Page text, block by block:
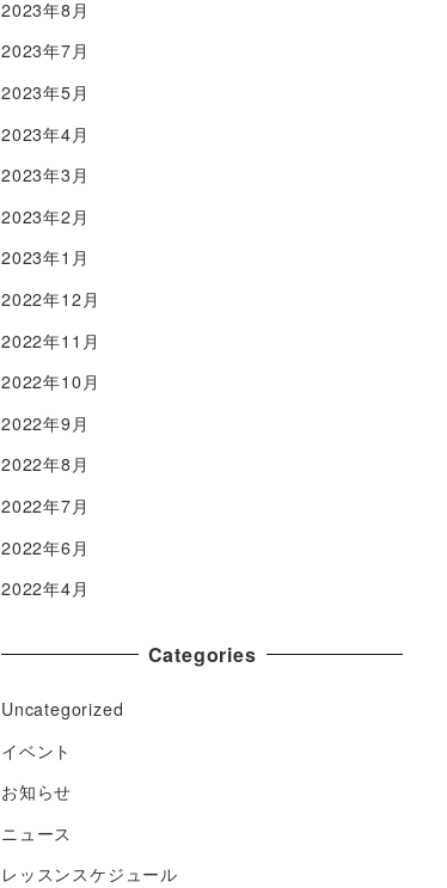
2023年8月
2023年7月
2023年5月
2023年4月
2023年3月
2023年2月
2023年1月
2022年12月
2022年11月
2022年10月
2022年9月
2022年8月
2022年7月
2022年6月
2022年4月
Categories
Uncategorized
イベント
お知らせ
ニュース
レッスンスケジュール